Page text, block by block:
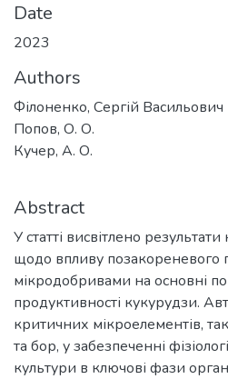
Date
2023
Authors
Філоненко, Сергій Васильович
Попов, О. О.
Кучер, А. О.
Abstract
У статті висвітлено
щодо впливу позакореневого
мікродобривами на основні
продуктивності кукурудзи.
критичних мікроелементів,
та бор, у забезпеченні
культури в ключові фази